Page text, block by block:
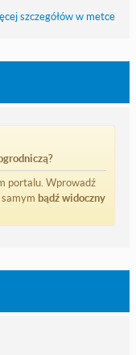
szczegółów w metce
portalu. Wprowadź
bądź widoczny